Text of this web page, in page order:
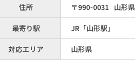
住所 〒990-0031 山形
最寄り駅 JR「山形駅」
対応エリア 山形県